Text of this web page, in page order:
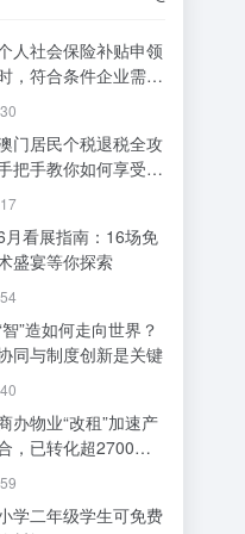
人社会保险补贴申领
，符合条件企业需在
日前申请
门居民个税退税全攻
把手教你如何享受税
月看展指南：16场免
盛宴等你探索
”造如何走向世界？
同与制度创新是关键
办物业“改租”加速产
，已转化超2700套
租赁住房
学二年级学生可免费